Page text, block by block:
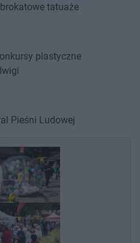
tatuaże
plastyczne
Pieśni Ludowej